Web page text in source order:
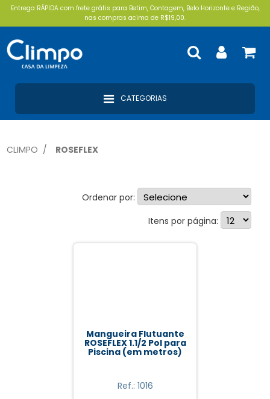
Entrega RÁPIDA com frete grátis para Betim, Contagem, Belo Horizonte e Região,
nas compras acima de R$19,00.
CATEGORIAS
CLIMPO ROSEFLEX
Ordenar por:
Itens por página:
Mangueira Flutuante
ROSEFLEX 1.1/2 Pol para
Piscina (em metros)
Ref.: 1016